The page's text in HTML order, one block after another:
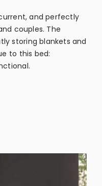
and perfectly
couples. The
storing blankets and
to this bed: